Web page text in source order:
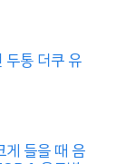
두통 더쿠 유
게 들을 때 음